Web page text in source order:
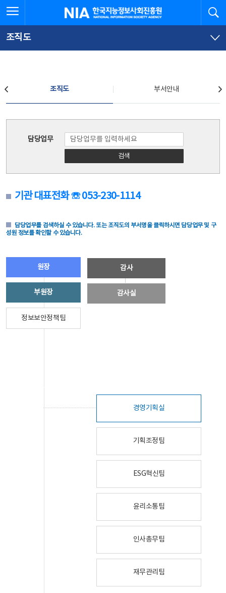
문
로
가
체
뉴
바
가
한국지능정보사회진흥원
조직도
조직도 부서안내
담당업무
검색
기관 대표전화 ☏ 053-230-1114
담당업무를 검색하실 수 있습니다. 또는 조직도의 부서명을 클릭하시면 담당업무 및 구
성원 정보를 확인할 수 있습니다.
원장
부원장
정보보안정책팀
감사
감사실
경영기획실
기획조정팀
ESG혁신팀
윤리소통팀
인사총무팀
재무관리팀